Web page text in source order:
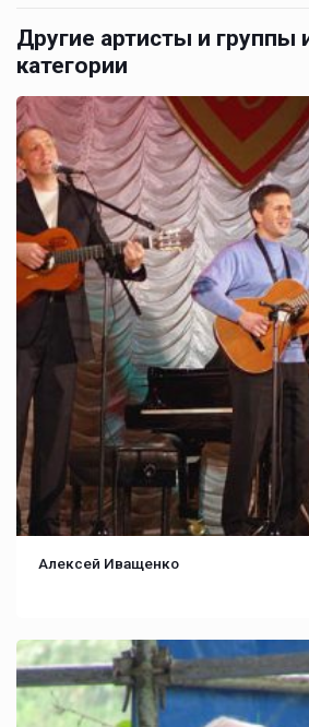
Другие артисты и группы
категории
Алексей Иващенко